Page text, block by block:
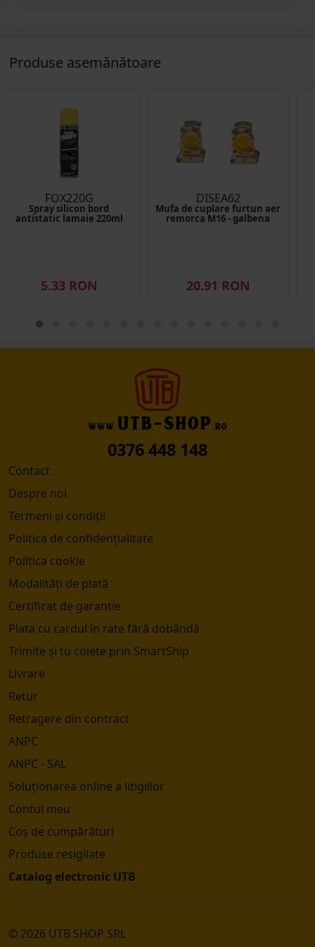
Produse asemănătoare
FOX220G
Spray silicon bord
antistatic lamaie 220ml
5.33 RON
DISEA62
Mufa de cuplare furtun aer
remorca M16 - galbena
20.91 RON
0376 448 148
Contact
Despre noi
Termeni și condiții
Politica de confidențialitate
Politica cookie
Modalități de plată
Certificat de garantie
Plata cu cardul în rate fără dobândă
Trimite și tu colete prin SmartShip
Livrare
Retur
Retragere din contract
ANPC
ANPC - SAL
Soluționarea online a litigiilor
Contul meu
Coș de cumpărături
Produse resigilate
Catalog electronic UTB
© 2026 UTB SHOP SRL